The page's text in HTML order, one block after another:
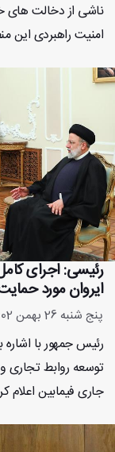
ناشی از دخالت های
امنیت راهبردی این
رئیسی: اجرای
ایروان مورد
پنج شنبه 26 بهمن 1402 - 15:47:2
رئیس جمهور با اشاره
توسعه روابط تجاری
جاری فیمابین اعلام